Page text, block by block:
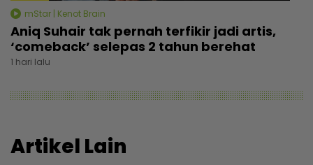
mStar | Kenot Brain
Aniq Suhair tak pernah terfikir jadi artis,
‘comeback’ selepas 2 tahun berehat
1 hari lalu
Artikel Lain